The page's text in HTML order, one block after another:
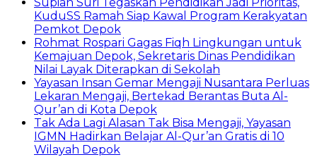
KuduSS Ramah Siap Kawal Program Kerakyatan
Pemkot Depok
Rohmat Rospari Gagas Fiqh Lingkungan untuk
Kemajuan Depok, Sekretaris Dinas Pendidikan
Nilai Layak Diterapkan di Sekolah
Yayasan Insan Gemar Mengaji Nusantara Perluas
Lekaran Mengaji, Bertekad Berantas Buta Al-
Qur’an di Kota Depok
Tak Ada Lagi Alasan Tak Bisa Mengaji, Yayasan
IGMN Hadirkan Belajar Al-Qur’an Gratis di 10
Wilayah Depok